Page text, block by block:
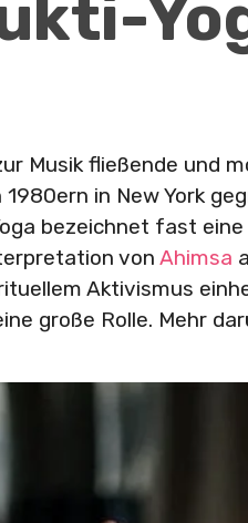
Musik fließende und
in New York
bezeichnet fast
von Ahimsa
Aktivismus
große Rolle. Mehr